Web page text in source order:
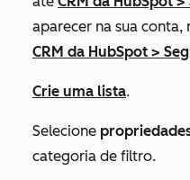
aparecer na sua
CRM da HubSpot >
Crie uma lista.
Selecione
categoria de filtro.